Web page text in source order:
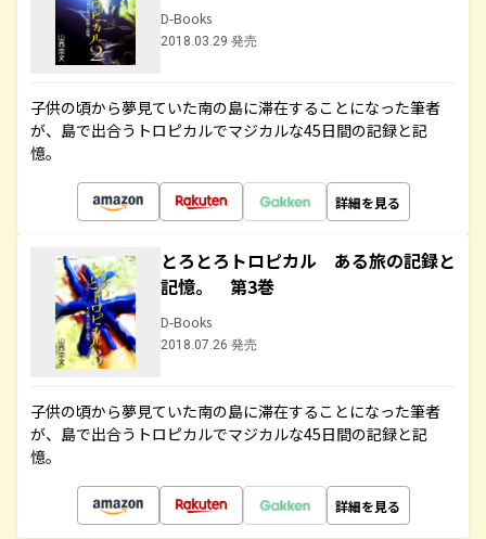
D-Books
2018.03.29 発売
子供の頃から夢見ていた南の島に滞在することになった筆者
が、島で出合うトロピカルでマジカルな45日間の記録と記
憶。
詳細を見る
とろとろトロピカル ある旅の記録と
記憶。 第3巻
D-Books
2018.07.26 発売
子供の頃から夢見ていた南の島に滞在することになった筆者
が、島で出合うトロピカルでマジカルな45日間の記録と記
憶。
詳細を見る